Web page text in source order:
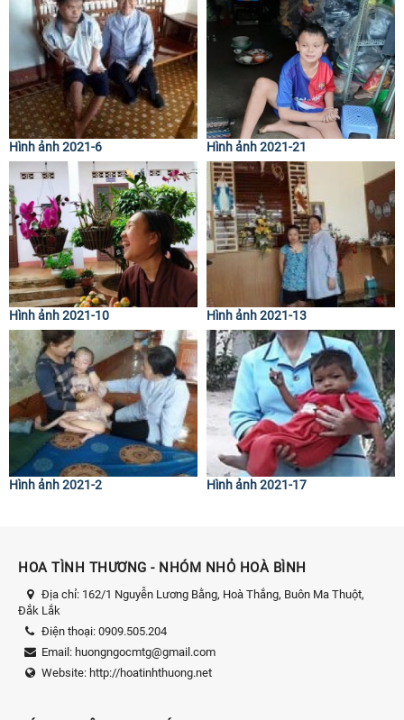
Hình ảnh 2021-6 Hình ảnh 2021-21
Hình ảnh 2021-10 Hình ảnh 2021-13
Hình ảnh 2021-2 Hình ảnh 2021-17
HOA TÌNH THƯƠNG - NHÓM NHỎ HOÀ BÌNH
Địa chỉ: 162/1 Nguyễn Lương Bằng, Hoà Thắng, Buôn Ma Thuột,
Đắk Lắk
Điện thoại: 0909.505.204
Email: huongngocmtg@gmail.com
Website: http://hoatinhthuong.net